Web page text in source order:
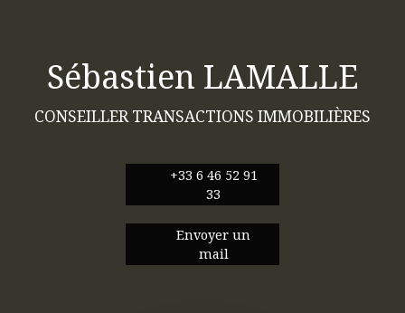
Sébastien LAMALLE
CONSEILLER TRANSACTIONS IMMOBILIÈRES
+33 6 46 52 91
33
Envoyer un
mail